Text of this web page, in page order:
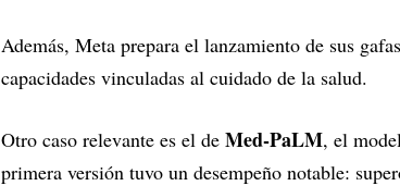
Además, Meta prepara el lanzamiento de sus gafas
capacidades vinculadas al cuidado de la salud.
Otro caso relevante es el de Med-PaLM, el
primera versión tuvo un desempeño notable: